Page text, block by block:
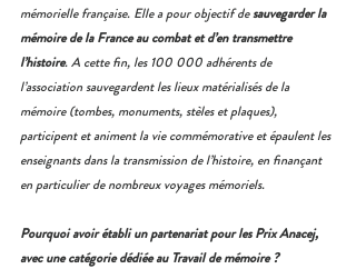
mémorielle française. Elle a pour objectif de sauvegarder la
mémoire de la France au combat et d’en transmettre
l’histoire. A cette fin, les 100 000 adhérents de
l’association sauvegardent les lieux matérialisés de la
mémoire (tombes, monuments, stèles et plaques),
participent et animent la vie commémorative et épaulent les
enseignants dans la transmission de l’histoire, en finançant
en particulier de nombreux voyages mémoriels.
Pourquoi avoir établi un partenariat pour les Prix Anacej,
avec une catégorie dédiée au Travail de mémoire ?